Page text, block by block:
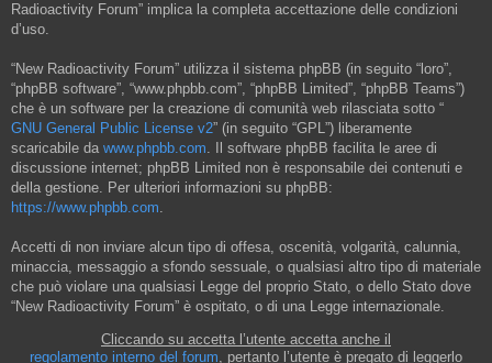
Radioactivity Forum” implica la completa accettazione delle condizioni
d’uso.
“New Radioactivity Forum” utilizza il sistema phpBB (in seguito “loro”,
“phpBB software”, “www.phpbb.com”, “phpBB Limited”, “phpBB Teams”)
che è un software per la creazione di comunità web rilasciata sotto “
GNU General Public License v2” (in seguito “GPL”) liberamente
scaricabile da www.phpbb.com. Il software phpBB facilita le aree di
discussione internet; phpBB Limited non è responsabile dei contenuti e
della gestione. Per ulteriori informazioni su phpBB:
https://www.phpbb.com.
Accetti di non inviare alcun tipo di offesa, oscenità, volgarità, calunnia,
minaccia, messaggio a sfondo sessuale, o qualsiasi altro tipo di materiale
che può violare una qualsiasi Legge del proprio Stato, o dello Stato dove
“New Radioactivity Forum” è ospitato, o di una Legge internazionale.
Cliccando su accetta l’utente accetta anche il
regolamento interno del forum, pertanto l’utente è pregato di leggerlo